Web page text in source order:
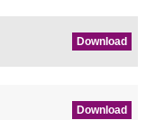
Download
Download